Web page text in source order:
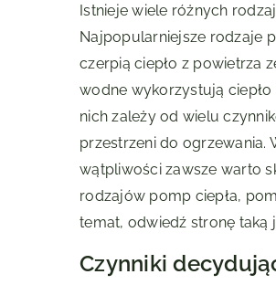
Istnieje wiele różnych
Najpopularniejsze rodzaje
czerpią ciepło z powietrza
wodne wykorzystują
nich zależy od wielu
przestrzeni do ogrzewania.
wątpliwości zawsze warto
rodzajów pomp ciepła,
temat, odwiedź stronę taką
Czynniki